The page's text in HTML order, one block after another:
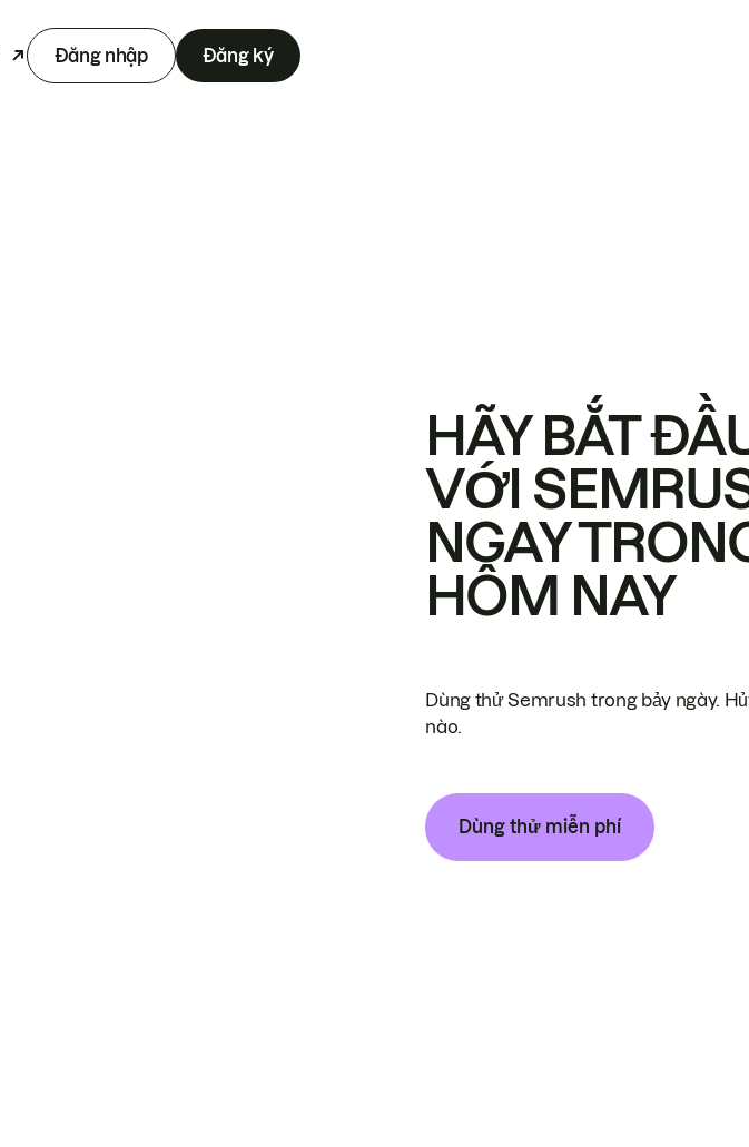
Đăng nhập Đăng ký
HÃY BẮT
VỚI
NGAY
HÔM NAY
Dùng thử Semrush trong bảy ngày.
nào.
Dùng thử miễn phí